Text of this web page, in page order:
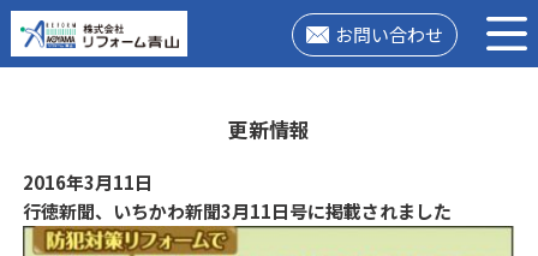
お問い合わせ
更新情報
2016年3月11日
行徳新聞、いちかわ新聞3月11日号に掲載されました